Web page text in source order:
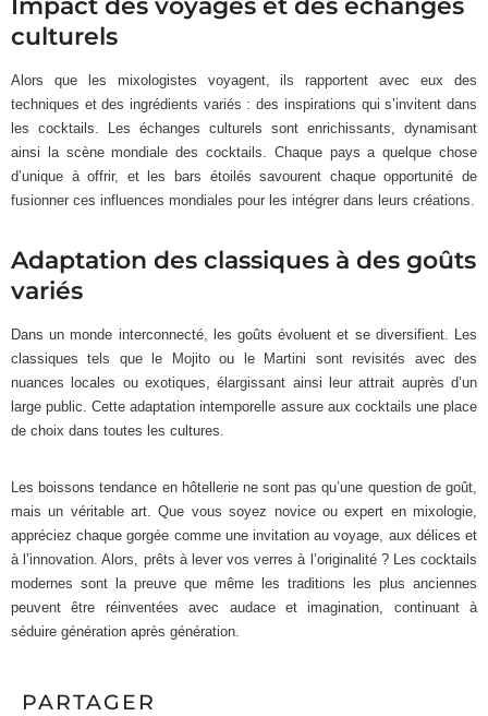
Impact des voyages et des échanges
culturels
Alors que les mixologistes voyagent, ils rapportent avec eux des
techniques et des ingrédients variés : des inspirations qui s’invitent dans
les cocktails. Les échanges culturels sont enrichissants, dynamisant
ainsi la scène mondiale des cocktails. Chaque pays a quelque chose
d’unique à offrir, et les bars étoilés savourent chaque opportunité de
fusionner ces influences mondiales pour les intégrer dans leurs créations.
Adaptation des classiques à des goûts
variés
Dans un monde interconnecté, les goûts évoluent et se diversifient. Les
classiques tels que le Mojito ou le Martini sont revisités avec des
nuances locales ou exotiques, élargissant ainsi leur attrait auprès d’un
large public. Cette adaptation intemporelle assure aux cocktails une place
de choix dans toutes les cultures.
Les boissons tendance en hôtellerie ne sont pas qu’une question de goût,
mais un véritable art. Que vous soyez novice ou expert en mixologie,
appréciez chaque gorgée comme une invitation au voyage, aux délices et
à l’innovation. Alors, prêts à lever vos verres à l’originalité ? Les cocktails
modernes sont la preuve que même les traditions les plus anciennes
peuvent être réinventées avec audace et imagination, continuant à
séduire génération après génération.
PARTAGER